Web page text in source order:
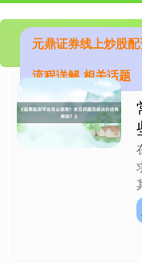
元鼎证券线上炒股
流程详解 相关话题